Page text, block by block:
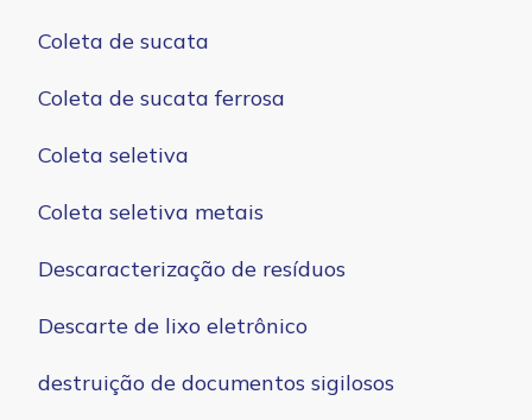
Coleta de sucata
Coleta de sucata ferrosa
Coleta seletiva
Coleta seletiva metais
Descaracterização de resíduos
Descarte de lixo eletrônico
destruição de documentos sigilosos